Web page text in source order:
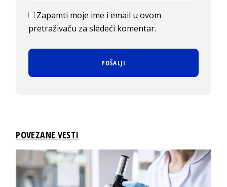
Zapamti moje ime i email u ovom
pretraživaču za sledeći komentar.
POVEZANE VESTI